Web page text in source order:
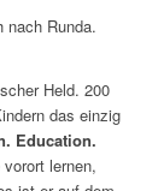
nach Runda.
Held. 200
das einzig
Education.
lernen,